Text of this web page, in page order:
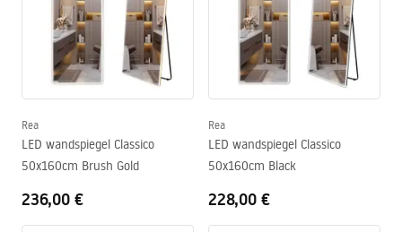
Rea
LED wandspiegel Classico
50x160cm Brush Gold
236,00 €
Rea
LED wandspiegel Classico
50x160cm Black
228,00 €